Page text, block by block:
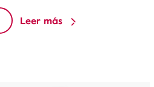
Leer más